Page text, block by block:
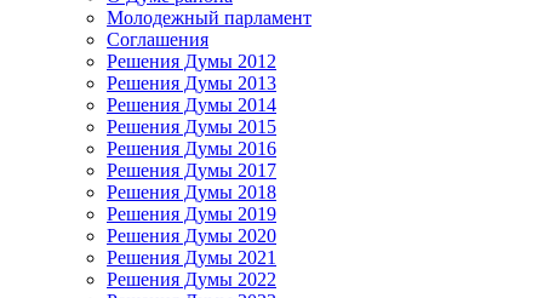
Молодежный парламент
Соглашения
Решения Думы 2012
Решения Думы 2013
Решения Думы 2014
Решения Думы 2015
Решения Думы 2016
Решения Думы 2017
Решения Думы 2018
Решения Думы 2019
Решения Думы 2020
Решения Думы 2021
Решения Думы 2022